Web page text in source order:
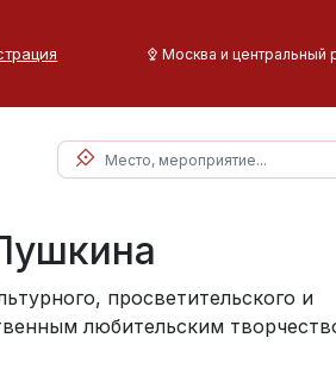
Москва и центральный
просветительского и
любительским